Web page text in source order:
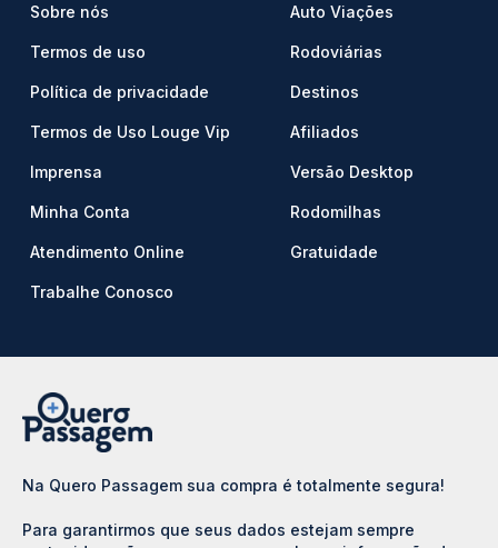
Sobre nós
Termos de uso
Política de privacidade
Termos de Uso Louge Vip
Imprensa
Minha Conta
Atendimento Online
Trabalhe Conosco
Auto Viações
Rodoviárias
Destinos
Afiliados
Versão Desktop
Rodomilhas
Gratuidade
Na Quero Passagem sua compra é totalmente segura!
Para garantirmos que seus dados estejam sempre